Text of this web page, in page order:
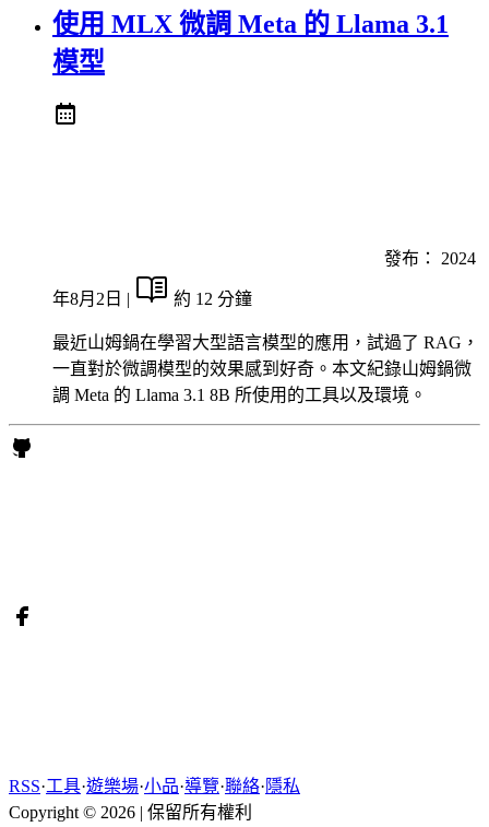
使用 MLX 微調 Meta 的 Llama 3.1
模型
發布： 2024
年8月2日 | 約 12 分鐘
最近山姆鍋在學習大型語言模型的應用，試過了 RAG，
一直對於微調模型的效果感到好奇。本文紀錄山姆鍋微
調 Meta 的 Llama 3.1 8B 所使用的工具以及環境。
RSS·工具·遊樂場·小品·導覽·聯絡·隱私
Copyright © 2026 | 保留所有權利